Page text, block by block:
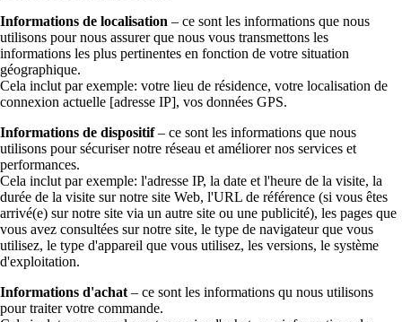
Informations de localisation – ce sont les informations que nous
utilisons pour nous assurer que nous vous transmettons les
informations les plus pertinentes en fonction de votre situation
géographique.
Cela inclut par exemple: votre lieu de résidence, votre localisation de
connexion actuelle [adresse IP], vos données GPS.
Informations de dispositif– ce sont les informations que nous
utilisons pour sécuriser notre réseau et améliorer nos services et
performances.
Cela inclut par exemple: l'adresse IP, la date et l'heure de la visite, la
durée de la visite sur notre site Web, l'URL de référence (si vous êtes
arrivé(e) sur notre site via un autre site ou une publicité), les pages que
vous avez consultées sur notre site, le type de navigateur que vous
utilisez, le type d'appareil que vous utilisez, les versions, le système
d'exploitation.
Informations d'achat – ce sont les informations qu nous utilisons
pour traiter votre commande.